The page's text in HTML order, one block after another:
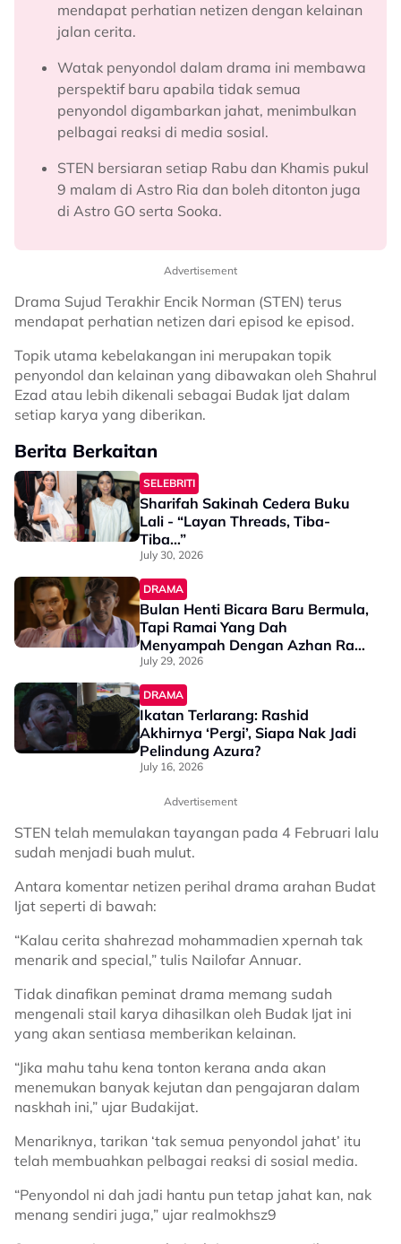
mendapat perhatian netizen dengan kelainan
jalan cerita.
Watak penyondol dalam drama ini membawa
perspektif baru apabila tidak semua
penyondol digambarkan jahat, menimbulkan
pelbagai reaksi di media sosial.
STEN bersiaran setiap Rabu dan Khamis pukul
9 malam di Astro Ria dan boleh ditonton juga
di Astro GO serta Sooka.
Advertisement
Drama Sujud Terakhir Encik Norman (STEN) terus
mendapat perhatian netizen dari episod ke episod.
Topik utama kebelakangan ini merupakan topik
penyondol dan kelainan yang dibawakan oleh Shahrul
Ezad atau lebih dikenali sebagai Budak Ijat dalam
setiap karya yang diberikan.
Berita Berkaitan
SELEBRITI
Sharifah Sakinah Cedera Buku
Lali - “Layan Threads, Tiba-
Tiba…”
July 30, 2026
DRAMA
Bulan Henti Bicara Baru Bermula,
Tapi Ramai Yang Dah
Menyampah Dengan Azhan Rani
- “Kalau Dia Bawa Watak Suami
Menyakitkan Hati, Memang
Menjadi!”
July 29, 2026
DRAMA
Ikatan Terlarang: Rashid
Akhirnya ‘Pergi’, Siapa Nak Jadi
Pelindung Azura?
July 16, 2026
Advertisement
STEN telah memulakan tayangan pada 4 Februari lalu
sudah menjadi buah mulut.
Antara komentar netizen perihal drama arahan Budat
Ijat seperti di bawah:
“Kalau cerita shahrezad mohammadien xpernah tak
menarik and special,” tulis Nailofar Annuar.
Tidak dinafikan peminat drama memang sudah
mengenali stail karya dihasilkan oleh Budak Ijat ini
yang akan sentiasa memberikan kelainan.
“Jika mahu tahu kena tonton kerana anda akan
menemukan banyak kejutan dan pengajaran dalam
naskhah ini,” ujar Budakijat.
Menariknya, tarikan ‘tak semua penyondol jahat’ itu
telah membuahkan pelbagai reaksi di sosial media.
“Penyondol ni dah jadi hantu pun tetap jahat kan, nak
menang sendiri juga,” ujar realmokhsz9